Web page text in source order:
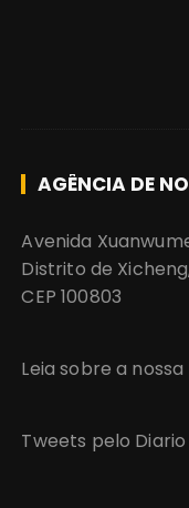
AGÊNCIA DE
Avenida
Distrito de
CEP 100803
Leia sobre a
Tweets pelo